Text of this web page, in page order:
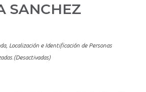
SANCHEZ
Localización e Identificación de Personas